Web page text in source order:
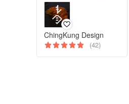
ChingKung Design
(42)